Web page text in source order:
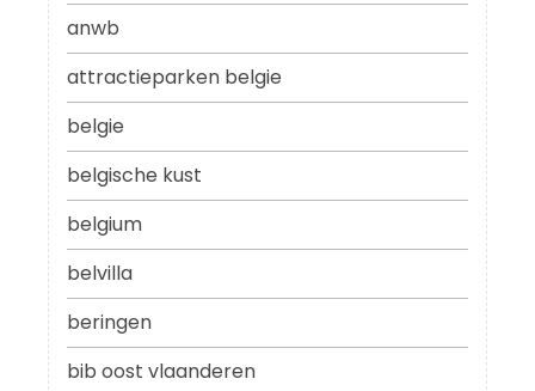
anwb
attractieparken belgie
belgie
belgische kust
belgium
belvilla
beringen
bib oost vlaanderen